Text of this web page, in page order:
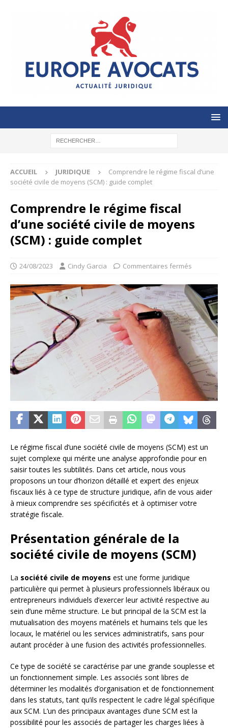
ACCUEIL JURIDIQUE
Comprendre le régime fiscal d’une
société civile de moyens (SCM) : guide complet
Comprendre le régime fiscal
d’une société civile de moyens
(SCM) : guide complet
24/08/2023 Cindy Garcia Commentaires fermés
Le régime fiscal d’une société civile de moyens (SCM) est un
sujet complexe qui mérite une analyse approfondie pour en
saisir toutes les subtilités. Dans cet article, nous vous
proposons un tour d’horizon détaillé et expert des enjeux
fiscaux liés à ce type de structure juridique, afin de vous aider
à mieux comprendre ses spécificités et à optimiser votre
stratégie fiscale.
Présentation générale de la
société civile de moyens (SCM)
La société civile de moyens est une forme juridique
particulière qui permet à plusieurs professionnels libéraux ou
entrepreneurs individuels d’exercer leur activité respective au
sein d’une même structure. Le but principal de la SCM est la
mutualisation des moyens matériels et humains tels que les
locaux, le matériel ou les services administratifs, sans pour
autant procéder à une fusion des activités professionnelles.
Ce type de société se caractérise par une grande souplesse et
un fonctionnement simple. Les associés sont libres de
déterminer les modalités d’organisation et de fonctionnement
dans les statuts, tant qu’ils respectent le cadre légal spécifique
aux SCM. L’un des principaux avantages d’une SCM est la
possibilité pour les associés de partager les charges liées à